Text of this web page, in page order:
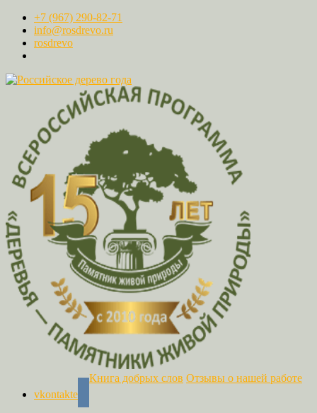
+7 (967) 290-82-71
info@rosdrevo.ru
rosdrevo
vkontakte
Книга добрых слов Отзывы о нашей работе